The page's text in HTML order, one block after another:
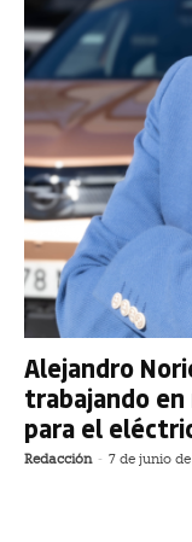
Alejandro
trabajando
para el
Redacción - 7 de junio